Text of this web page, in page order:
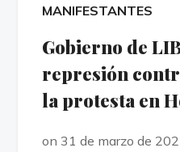
MANIFESTANTES
Gobierno de
represión
la protesta en
on 31 de marzo de